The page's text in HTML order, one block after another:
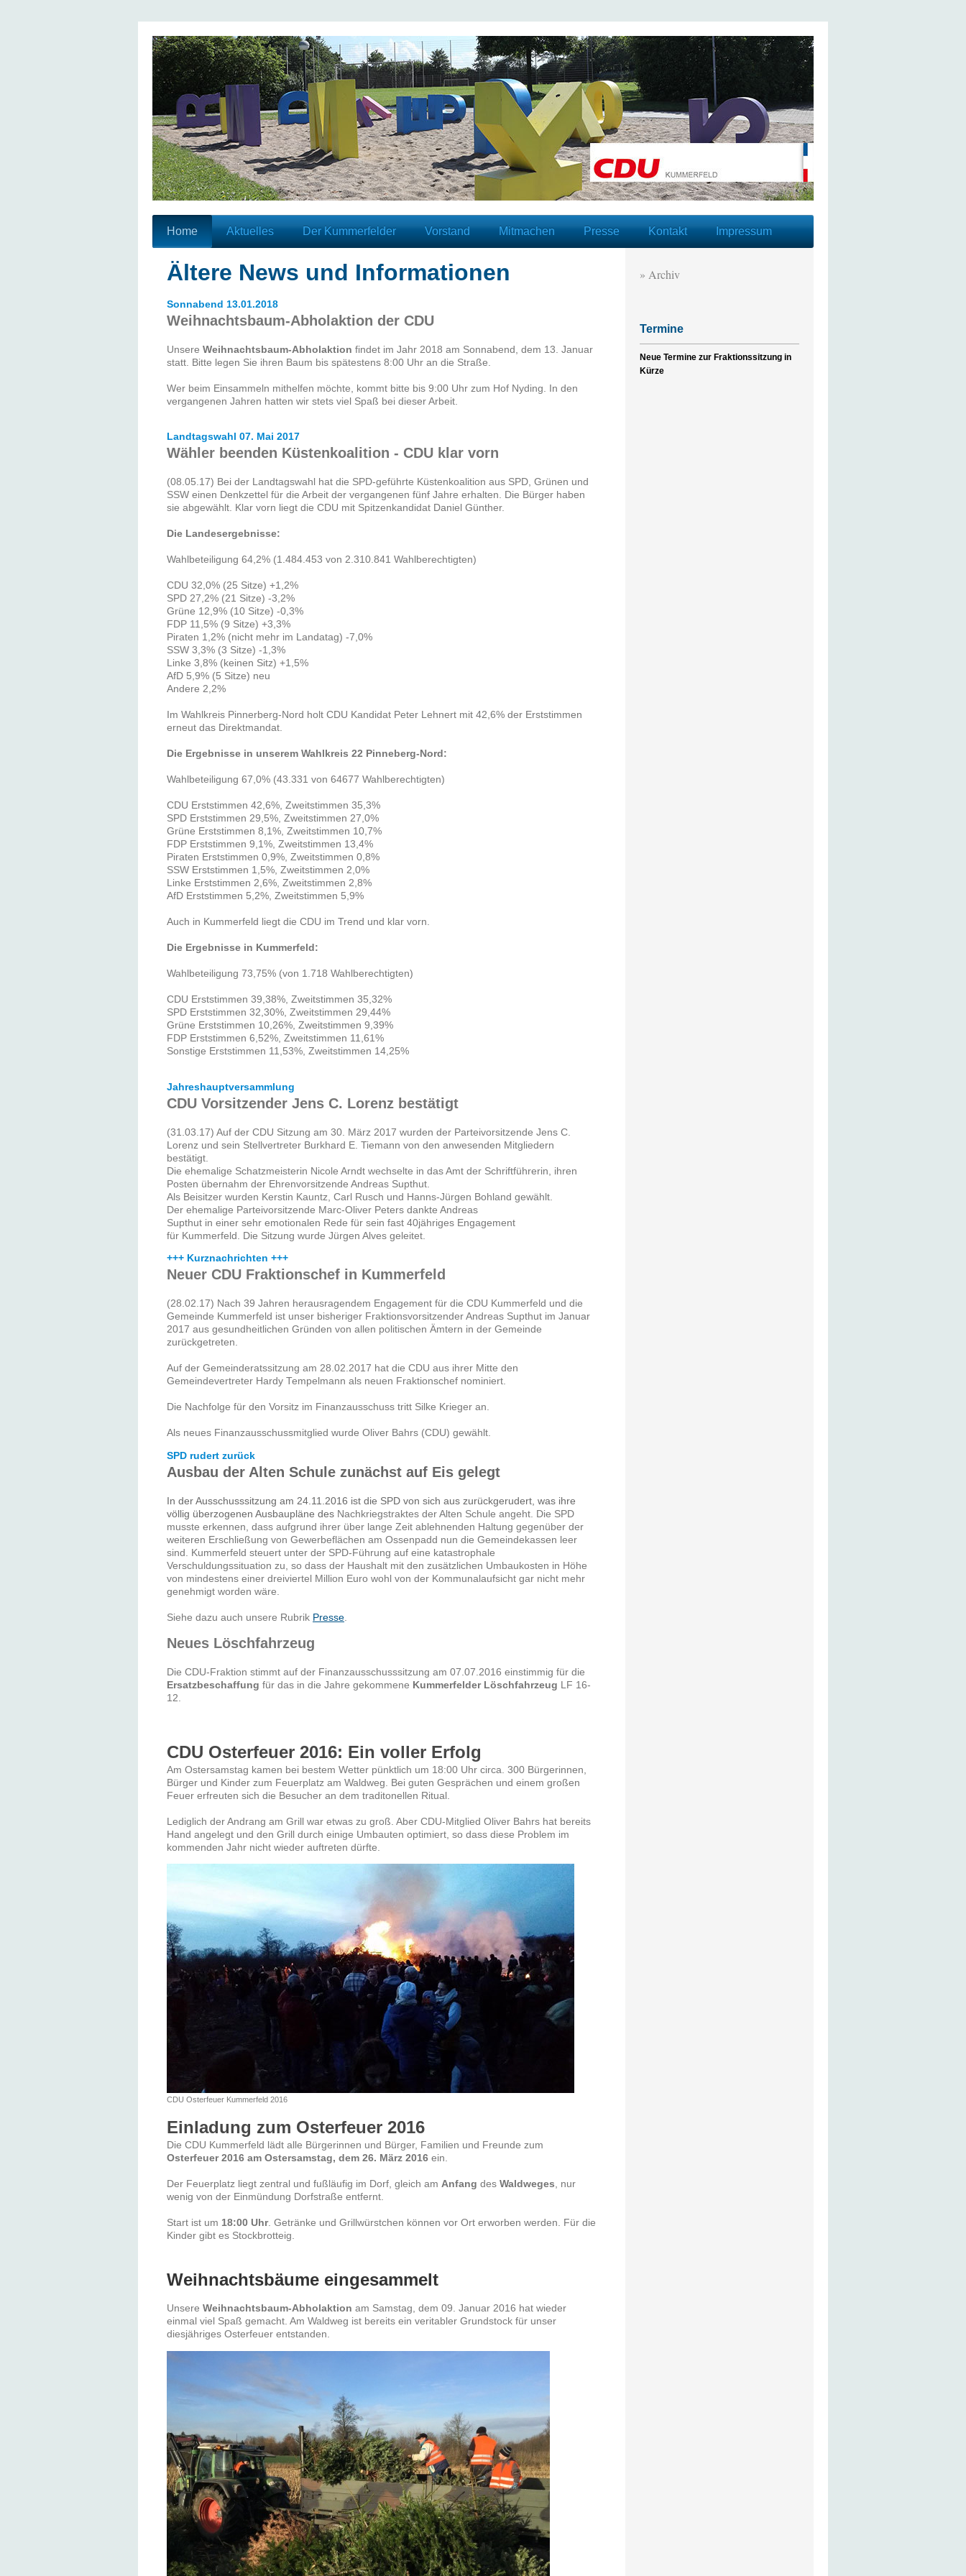
Home Aktuelles Der Kummerfelder Vorstand Mitmachen Presse Kontakt Impressum
Ältere News und Informationen
Sonnabend 13.01.2018
Weihnachtsbaum-Abholaktion der CDU
Unsere Weihnachtsbaum-Abholaktion findet im Jahr 2018 am Sonnabend, dem 13. Januar
statt. Bitte legen Sie ihren Baum bis spätestens 8:00 Uhr an die Straße.
Wer beim Einsammeln mithelfen möchte, kommt bitte bis 9:00 Uhr zum Hof Nyding. In den
vergangenen Jahren hatten wir stets viel Spaß bei dieser Arbeit.
Landtagswahl 07. Mai 2017
Wähler beenden Küstenkoalition - CDU klar vorn
(08.05.17) Bei der Landtagswahl hat die SPD-geführte Küstenkoalition aus SPD, Grünen und
SSW einen Denkzettel für die Arbeit der vergangenen fünf Jahre erhalten. Die Bürger haben
sie abgewählt. Klar vorn liegt die CDU mit Spitzenkandidat Daniel Günther.
Die Landesergebnisse:
Wahlbeteiligung 64,2% (1.484.453 von 2.310.841 Wahlberechtigten)
CDU 32,0% (25 Sitze) +1,2%
SPD 27,2% (21 Sitze) -3,2%
Grüne 12,9% (10 Sitze) -0,3%
FDP 11,5% (9 Sitze) +3,3%
Piraten 1,2% (nicht mehr im Landatag) -7,0%
SSW 3,3% (3 Sitze) -1,3%
Linke 3,8% (keinen Sitz) +1,5%
AfD 5,9% (5 Sitze) neu
Andere 2,2%
Im Wahlkreis Pinnerberg-Nord holt CDU Kandidat Peter Lehnert mit 42,6% der Erststimmen
erneut das Direktmandat.
Die Ergebnisse in unserem Wahlkreis 22 Pinneberg-Nord:
Wahlbeteiligung 67,0% (43.331 von 64677 Wahlberechtigten)
CDU Erststimmen 42,6%, Zweitstimmen 35,3%
SPD Erststimmen 29,5%, Zweitstimmen 27,0%
Grüne Erststimmen 8,1%, Zweitstimmen 10,7%
FDP Erststimmen 9,1%, Zweitstimmen 13,4%
Piraten Erststimmen 0,9%, Zweitstimmen 0,8%
SSW Erststimmen 1,5%, Zweitstimmen 2,0%
Linke Erststimmen 2,6%, Zweitstimmen 2,8%
AfD Erststimmen 5,2%, Zweitstimmen 5,9%
Auch in Kummerfeld liegt die CDU im Trend und klar vorn.
Die Ergebnisse in Kummerfeld:
Wahlbeteiligung 73,75% (von 1.718 Wahlberechtigten)
CDU Erststimmen 39,38%, Zweitstimmen 35,32%
SPD Erststimmen 32,30%, Zweitstimmen 29,44%
Grüne Erststimmen 10,26%, Zweitstimmen 9,39%
FDP Erststimmen 6,52%, Zweitstimmen 11,61%
Sonstige Erststimmen 11,53%, Zweitstimmen 14,25%
Jahreshauptversammlung
CDU Vorsitzender Jens C. Lorenz bestätigt
(31.03.17) Auf der CDU Sitzung am 30. März 2017 wurden der Parteivorsitzende Jens C.
Lorenz und sein Stellvertreter Burkhard E. Tiemann von den anwesenden Mitgliedern
bestätigt.
Die ehemalige Schatzmeisterin Nicole Arndt wechselte in das Amt der Schriftführerin, ihren
Posten übernahm der Ehrenvorsitzende Andreas Supthut.
Als Beisitzer wurden Kerstin Kauntz, Carl Rusch und Hanns-Jürgen Bohland gewählt.
Der ehemalige Parteivorsitzende Marc-Oliver Peters dankte Andreas
Supthut in einer sehr emotionalen Rede für sein fast 40jähriges Engagement
für Kummerfeld. Die Sitzung wurde Jürgen Alves geleitet.
+++ Kurznachrichten +++
Neuer CDU Fraktionschef in Kummerfeld
(28.02.17) Nach 39 Jahren herausragendem Engagement für die CDU Kummerfeld und die
Gemeinde Kummerfeld ist unser bisheriger Fraktionsvorsitzender Andreas Supthut im Januar
2017 aus gesundheitlichen Gründen von allen politischen Ämtern in der Gemeinde
zurückgetreten.
Auf der Gemeinderatssitzung am 28.02.2017 hat die CDU aus ihrer Mitte den
Gemeindevertreter Hardy Tempelmann als neuen Fraktionschef nominiert.
Die Nachfolge für den Vorsitz im Finanzausschuss tritt Silke Krieger an.
Als neues Finanzausschussmitglied wurde Oliver Bahrs (CDU) gewählt.
SPD rudert zurück
Ausbau der Alten Schule zunächst auf Eis gelegt
In der Ausschusssitzung am 24.11.2016 ist die SPD von sich aus zurückgerudert, was ihre
völlig überzogenen Ausbaupläne des Nachkriegstraktes der Alten Schule angeht. Die SPD
musste erkennen, dass aufgrund ihrer über lange Zeit ablehnenden Haltung gegenüber der
weiteren Erschließung von Gewerbeflächen am Ossenpadd nun die Gemeindekassen leer
sind. Kummerfeld steuert unter der SPD-Führung auf eine katastrophale
Verschuldungssituation zu, so dass der Haushalt mit den zusätzlichen Umbaukosten in Höhe
von mindestens einer dreiviertel Million Euro wohl von der Kommunalaufsicht gar nicht mehr
genehmigt worden wäre.
Siehe dazu auch unsere Rubrik Presse
Neues Löschfahrzeug
Die CDU-Fraktion stimmt auf der Finanzausschusssitzung am 07.07.2016 einstimmig für die
Ersatzbeschaffung für das in die Jahre gekommene Kummerfelder Löschfahrzeug LF 16-
12.
CDU Osterfeuer 2016: Ein voller Erfolg
Am Ostersamstag kamen bei bestem Wetter pünktlich um 18:00 Uhr circa. 300 Bürgerinnen,
Bürger und Kinder zum Feuerplatz am Waldweg. Bei guten Gesprächen und einem großen
Feuer erfreuten sich die Besucher an dem traditonellen Ritual.
Lediglich der Andrang am Grill war etwas zu groß. Aber CDU-Mitglied Oliver Bahrs hat bereits
Hand angelegt und den Grill durch einige Umbauten optimiert, so dass diese Problem im
kommenden Jahr nicht wieder auftreten dürfte.
CDU Osterfeuer Kummerfeld 2016
Einladung zum Osterfeuer 2016
Die CDU Kummerfeld lädt alle Bürgerinnen und Bürger, Familien und Freunde zum
Osterfeuer 2016 am Ostersamstag, dem 26. März 2016 ein.
Der Feuerplatz liegt zentral und fußläufig im Dorf, gleich am Anfang des Waldweges , nur
wenig von der Einmündung Dorfstraße entfernt.
Start ist um 18:00 Uhr. Getränke und Grillwürstchen können vor Ort erworben werden. Für die
Kinder gibt es Stockbrotteig.
Weihnachtsbäume eingesammelt
Unsere Weihnachtsbaum-Abholaktion am Samstag, dem 09. Januar 2016 hat wieder
einmal viel Spaß gemacht. Am Waldweg ist bereits ein veritabler Grundstock für unser
diesjähriges Osterfeuer entstanden.
Archiv
Termine
Neue Termine zur Fraktionssitzung in
Kürze